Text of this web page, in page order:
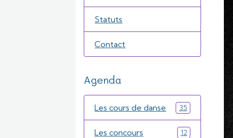
Statuts
Contact
Agenda
Les cours de danse 35
Les concours 12